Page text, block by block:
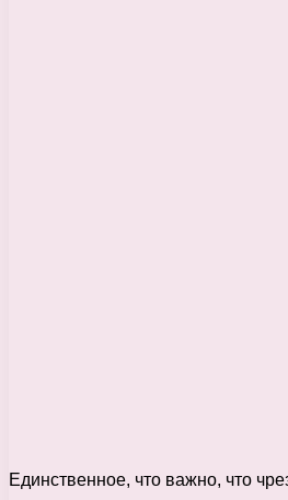
Единственное, что важно, что